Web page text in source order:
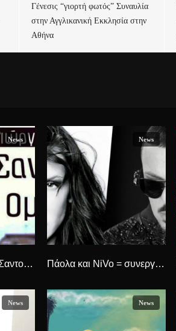
Γένεσις “γιορτή φωτός” Συναυλία
στην Αγγλικανική Εκκλησία στην
Αθήνα
News
Γιώργος Τσαλίκης “Σαντορίνη – Ομόνοια” νέο καλοκαιρινό τραγούδι.
News
Πάολα και NiVo = συνεργασία με την υπογραφή του Γιώργου Θεοφάνους
News News